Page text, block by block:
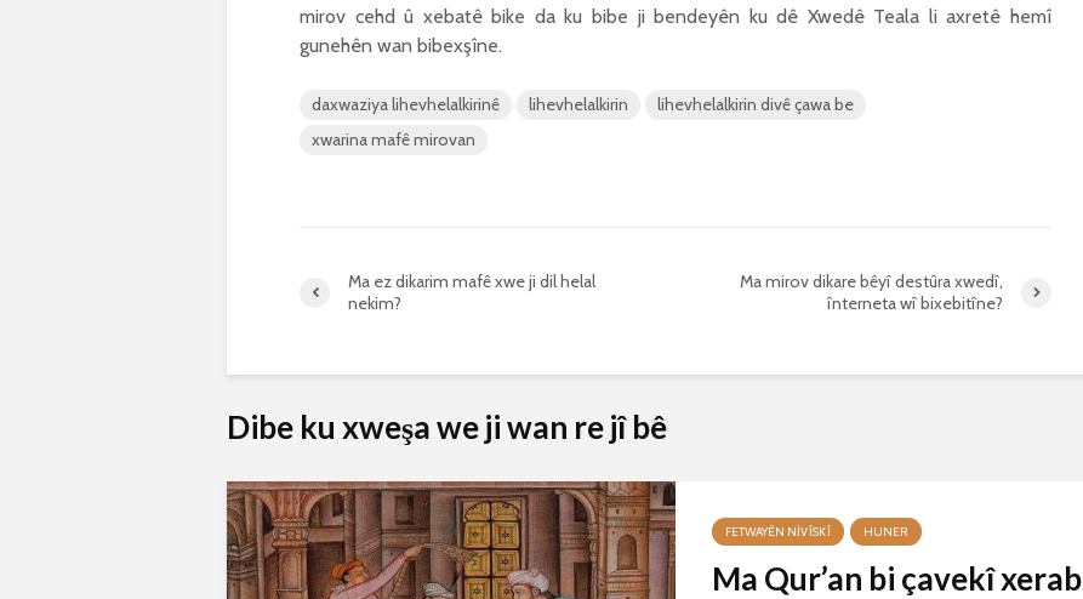
mirov cehd û xebatê bike da ku bibe ji bendeyên ku dê Xwedê Teala li axretê hemî
gunehên wan bibexşîne.
daxwaziya lihevhelalkirinê lihevhelalkirin
lihevhelalkirin divê çawa be
xwarina mafê mirovan
Ma ez dikarim mafê xwe ji dil helal
nekim?
Ma mirov dikare bêyî destûra xwedî,
înterneta wî bixebitîne?
Dibe ku xweşa we ji wan re jî bê
FETWAYÊN NIVÎSKÎ HUNER
Ma Qur’an bi çavekî xerab